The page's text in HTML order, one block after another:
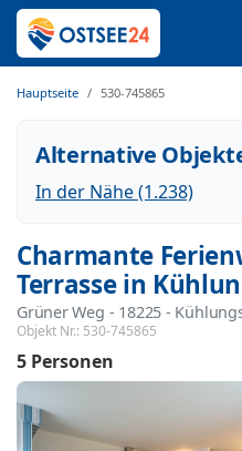
Hauptseite 530-745865
Alternative
In der Nähe (1.238)
Charmante
Terrasse in
Grüner Weg - 18225 -
Objekt Nr.: 530-745865
5 Personen